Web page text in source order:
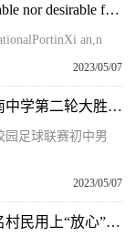
Interview: Decoupling from China neither viable nor desirable for Europe, expert
AChina-EuropefreighttrainispicturedatXi anInternationalPortinXi an,n
2023/05/07
世界短讯！省长杯｜再下一城 海门区海南中学第二轮大胜对手
园足球联赛初中男
2023/05/07
儋州南丰镇陶江村委会自来水通水 5000名村民用上“放心”水 焦点速讯